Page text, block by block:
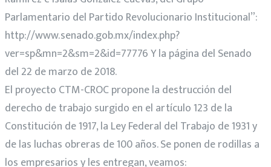
Parlamentario del Partido Revolucionario Institucional”:
http://www.senado.gob.mx/index.php?
ver=sp&mn=2&sm=2&id=77776 Y la página del Senado
del 22 de marzo de 2018.
El proyecto CTM-CROC propone la destrucción del
derecho de trabajo surgido en el artículo 123 de la
Constitución de 1917, la Ley Federal del Trabajo de 1931 y
de las luchas obreras de 100 años. Se ponen de rodillas a
los empresarios y les entregan, veamos: